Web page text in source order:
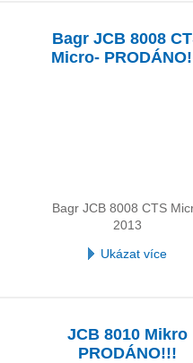
Bagr JCB 8008
Micro-
Bagr JCB 8008 CTS
2013
Ukázat více
JCB 8010 Mikro
PRODÁNO!!!